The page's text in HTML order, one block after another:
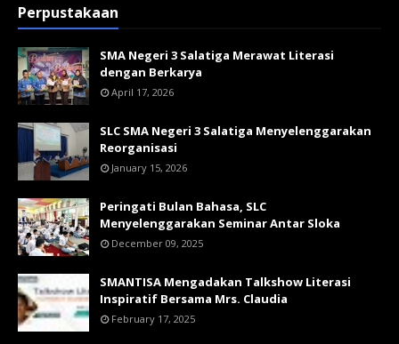
Perpustakaan
SMA Negeri 3 Salatiga Merawat Literasi
dengan Berkarya
April 17, 2026
SLC SMA Negeri 3 Salatiga Menyelenggarakan
Reorganisasi
January 15, 2026
Peringati Bulan Bahasa, SLC
Menyelenggarakan Seminar Antar Sloka
December 09, 2025
SMANTISA Mengadakan Talkshow Literasi
Inspiratif Bersama Mrs. Claudia
February 17, 2025